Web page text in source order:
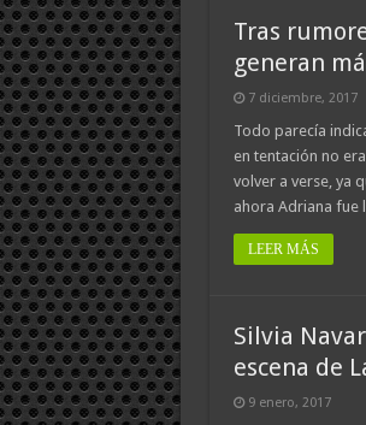
Tras
generan
7 diciembre, 2017
Todo parecía
en tentación no
volver a verse, ya
ahora Adriana fue
LEER MÁS
Silvia
escena de
9 enero, 2017